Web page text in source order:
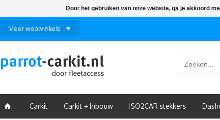
Meer webwinkels
ï Carkit Carkit + Inbouw ISO2CAR stekkers
Door het gebruiken van onze website, ga je akkoord